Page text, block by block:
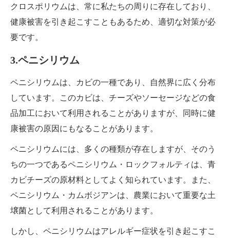
クロスポリウムは、常に私たちの周りに存在しており、
健康被害を引き起こすこともあるため、適切な対策が必
要です。
3.ペニシリウム
ペニシリウムは、カビの一種であり、自然界に広く分布
しています。このカビは、チーズやソーセージなどの食
品加工において利用されることがありますが、同時に健
康被害の原因にもなることがあります。
ペニシリウムには、多くの種類が存在しますが、そのう
ちの一つであるペニシリウム・ロックフォルティは、青
カビチーズの原材料としてよく知られています。また、
ペニシリウム・カムボジアンは、農業において重要な土
壌菌として利用されることがあります。
しかし、ペニシリウムはアレルギー症状を引き起こすこ